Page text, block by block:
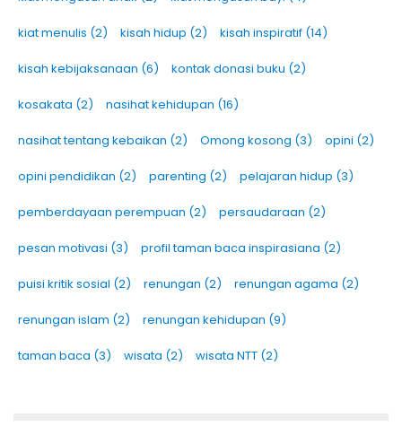
kiat menulis (2) kisah hidup (2) kisah inspiratif (14)
kisah kebijaksanaan (6) kontak donasi buku (2)
kosakata (2) nasihat kehidupan (16)
nasihat tentang kebaikan (2) Omong kosong (3) opini (2)
opini pendidikan (2) parenting (2) pelajaran hidup (3)
pemberdayaan perempuan (2) persaudaraan (2)
pesan motivasi (3) profil taman baca inspirasiana (2)
puisi kritik sosial (2) renungan (2) renungan agama (2)
renungan islam (2) renungan kehidupan (9)
taman baca (3) wisata (2) wisata NTT (2)